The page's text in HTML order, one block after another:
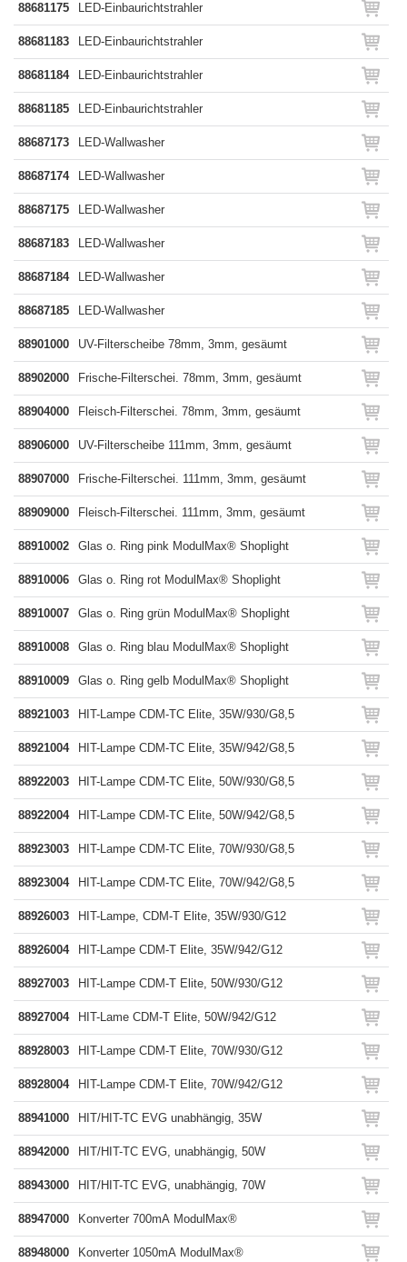
88681175 LED-Einbaurichtstrahler
88681183 LED-Einbaurichtstrahler
88681184 LED-Einbaurichtstrahler
88681185 LED-Einbaurichtstrahler
88687173 LED-Wallwasher
88687174 LED-Wallwasher
88687175 LED-Wallwasher
88687183 LED-Wallwasher
88687184 LED-Wallwasher
88687185 LED-Wallwasher
88901000 UV-Filterscheibe 78mm, 3mm, gesäumt
88902000 Frische-Filterschei. 78mm, 3mm, gesäumt
88904000 Fleisch-Filterschei. 78mm, 3mm, gesäumt
88906000 UV-Filterscheibe 111mm, 3mm, gesäumt
88907000 Frische-Filterschei. 111mm, 3mm, gesäumt
88909000 Fleisch-Filterschei. 111mm, 3mm, gesäumt
88910002 Glas o. Ring pink ModulMax® Shoplight
88910006 Glas o. Ring rot ModulMax® Shoplight
88910007 Glas o. Ring grün ModulMax® Shoplight
88910008 Glas o. Ring blau ModulMax® Shoplight
88910009 Glas o. Ring gelb ModulMax® Shoplight
88921003 HIT-Lampe CDM-TC Elite, 35W/930/G8,5
88921004 HIT-Lampe CDM-TC Elite, 35W/942/G8,5
88922003 HIT-Lampe CDM-TC Elite, 50W/930/G8,5
88922004 HIT-Lampe CDM-TC Elite, 50W/942/G8,5
88923003 HIT-Lampe CDM-TC Elite, 70W/930/G8,5
88923004 HIT-Lampe CDM-TC Elite, 70W/942/G8,5
88926003 HIT-Lampe, CDM-T Elite, 35W/930/G12
88926004 HIT-Lampe CDM-T Elite, 35W/942/G12
88927003 HIT-Lampe CDM-T Elite, 50W/930/G12
88927004 HIT-Lame CDM-T Elite, 50W/942/G12
88928003 HIT-Lampe CDM-T Elite, 70W/930/G12
88928004 HIT-Lampe CDM-T Elite, 70W/942/G12
88941000 HIT/HIT-TC EVG unabhängig, 35W
88942000 HIT/HIT-TC EVG, unabhängig, 50W
88943000 HIT/HIT-TC EVG, unabhängig, 70W
88947000 Konverter 700mA ModulMax®
88948000 Konverter 1050mA ModulMax®